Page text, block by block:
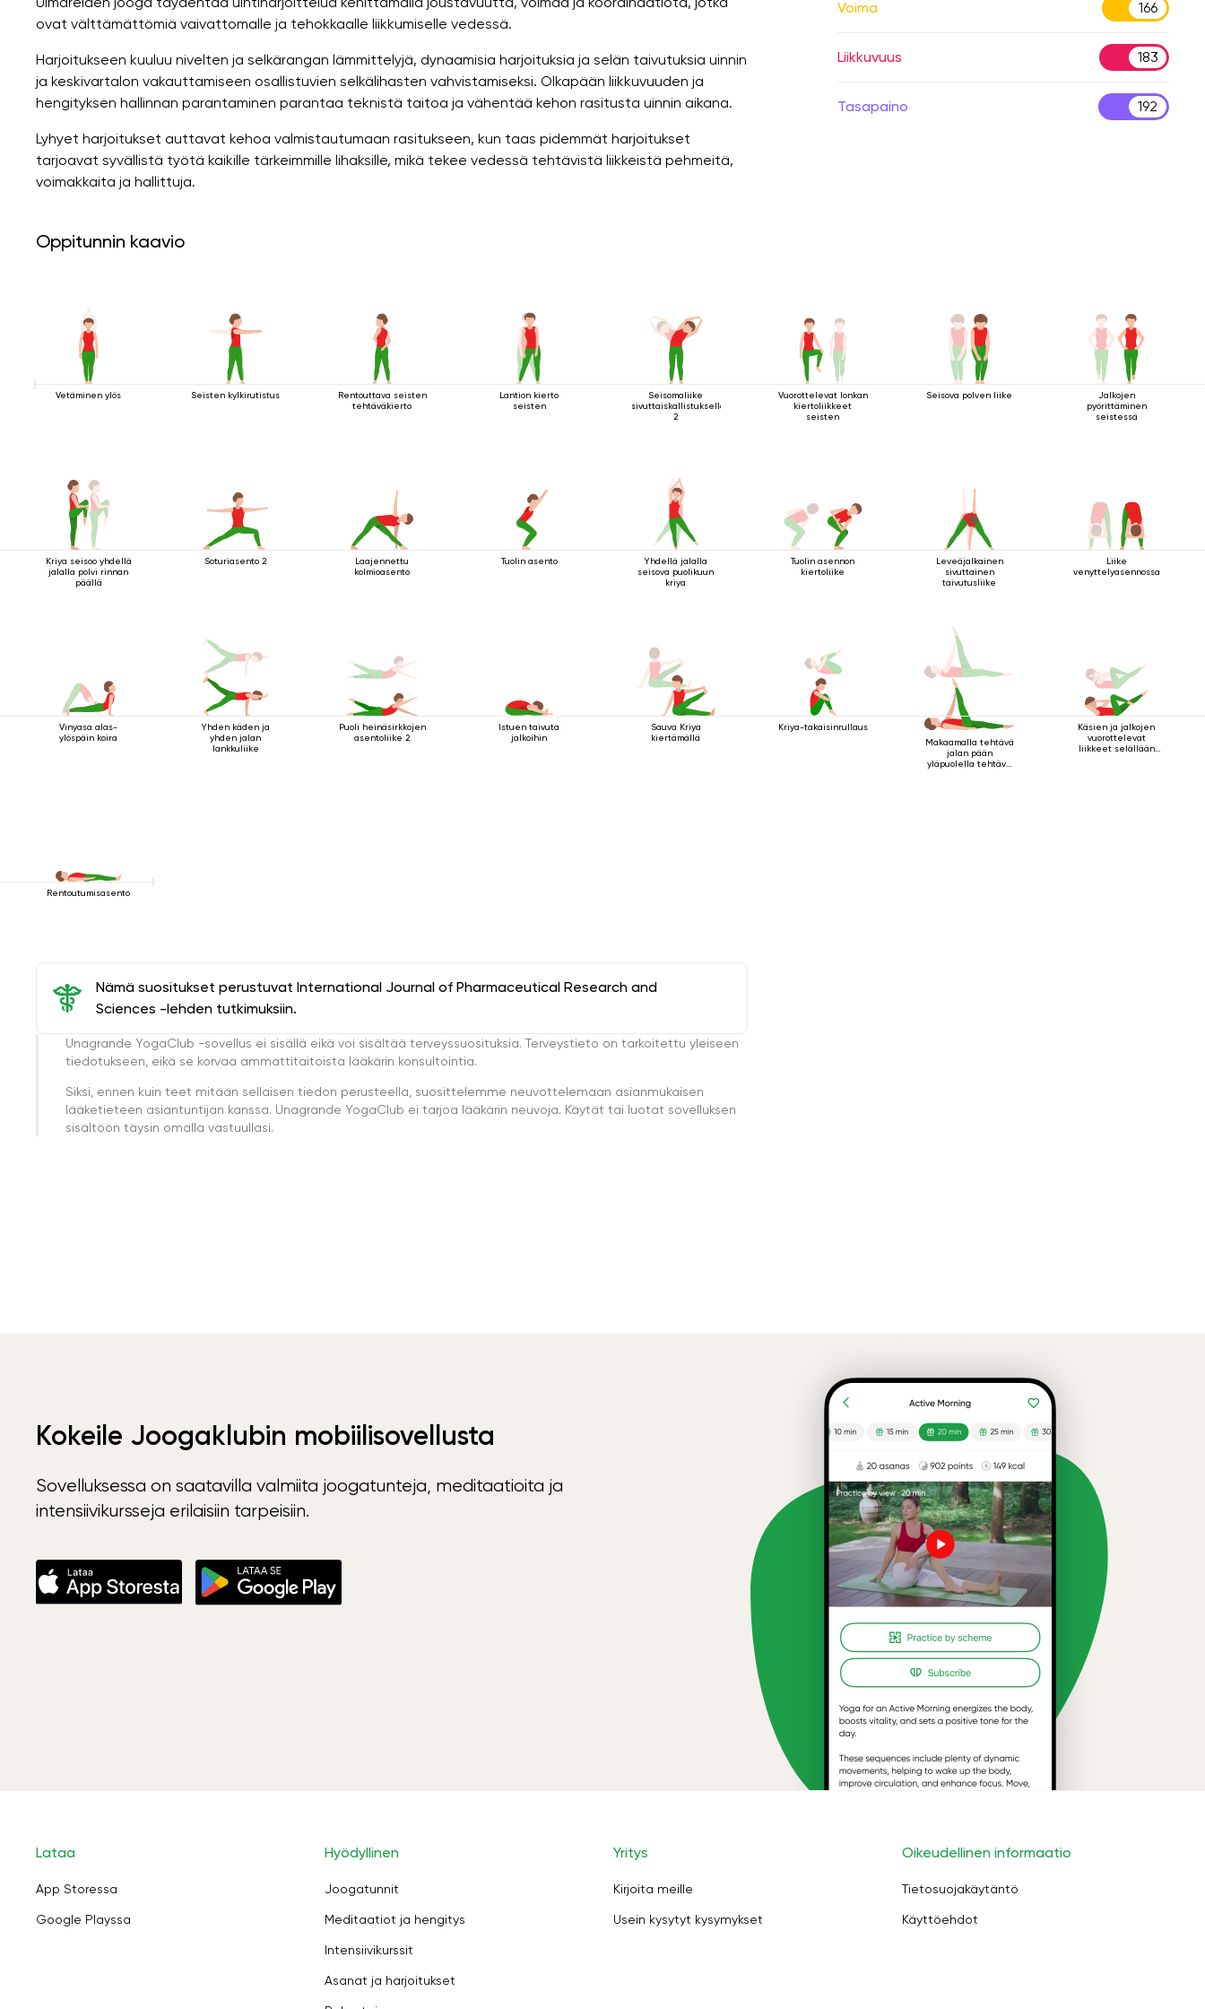
ovat välttämättömiä vaivattomalle ja tehokkaalle liikkumiselle vedessä.
Harjoitukseen kuuluu nivelten ja selkärangan lämmittelyjä, dynaamisia harjoituksia ja selän taivutuksia uinnin
ja keskivartalon vakauttamiseen osallistuvien selkälihasten vahvistamiseksi. Olkapään liikkuvuuden ja
hengityksen hallinnan parantaminen parantaa teknistä taitoa ja vähentää kehon rasitusta uinnin aikana.
Lyhyet harjoitukset auttavat kehoa valmistautumaan rasitukseen, kun taas pidemmät harjoitukset
tarjoavat syvällistä työtä kaikille tärkeimmille lihaksille, mikä tekee vedessä tehtävistä liikkeistä pehmeitä,
voimakkaita ja hallittuja.
Voima 166
Liikkuvuus 183
Tasapaino 192
Oppitunnin kaavio
Vetäminen ylös Seisten kylkirutistus
Rentouttava seisten
tehtäväkierto
Lantion kierto
seisten
Seisomaliike
sivuttaiskallistuksella
2
Vuorottelevat lonkan
kiertoliikkeet
seisten
Seisova polven liike
Jalkojen
pyörittäminen
seistessä
Kriya seisoo yhdellä
jalalla polvi rinnan
päällä
Soturiasento 2
Laajennettu
kolmioasento
Tuolin asento
Yhdellä jalalla
seisova puolikuun
kriya
Tuolin asennon
kiertoliike
Leveäjalkainen
sivuttainen
taivutusliike
Liike
venyttelyasennossa
Vinyasa alas-
ylöspäin koira
Yhden käden ja
yhden jalan
lankkuliike
Puoli heinäsirkkojen
asentoliike 2
Istuen taivuta
jalkoihin
Sauva Kriya
kiertämällä
Kriya-takaisinrullaus
Makaamalla tehtävä
jalan pään
yläpuolella tehtävä
Käsien ja jalkojen
vuorottelevat
liikkeet selällään
Rentoutumisasento
Nämä suositukset perustuvat International Journal of Pharmaceutical Research and
Sciences -lehden tutkimuksiin.
Unagrande YogaClub -sovellus ei sisällä eikä voi sisältää terveyssuosituksia. Terveystieto on tarkoitettu yleiseen
tiedotukseen, eikä se korvaa ammattitaitoista lääkärin konsultointia.
Siksi, ennen kuin teet mitään sellaisen tiedon perusteella, suosittelemme neuvottelemaan asianmukaisen
lääketieteen asiantuntijan kanssa. Unagrande YogaClub ei tarjoa lääkärin neuvoja. Käytät tai luotat sovelluksen
sisältöön täysin omalla vastuullasi.
Kokeile Joogaklubin mobiilisovellusta
Sovelluksessa on saatavilla valmiita joogatunteja, meditaatioita ja
intensiivikursseja erilaisiin tarpeisiin.
Lataa
App Storessa
Google Playssa
Hyödyllinen
Joogatunnit
Meditaatiot ja hengitys
Intensiivikurssit
Asanat ja harjoitukset
Yritys
Kirjoita meille
Usein kysytyt kysymykset
Oikeudellinen informaatio
Tietosuojakäytäntö
Käyttöehdot